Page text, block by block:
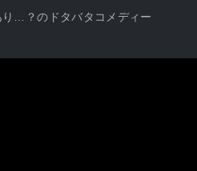
り…？のドタバタコメディー